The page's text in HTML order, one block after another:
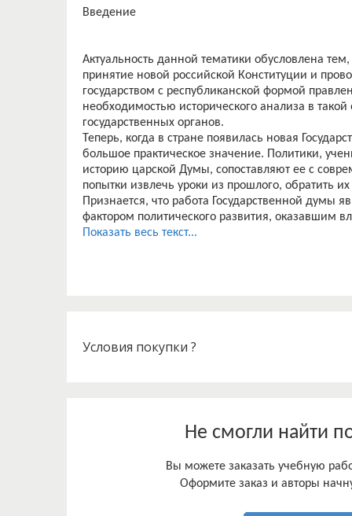
Введение
Актуальность данной тематики обусловлена
принятие новой российской Конституции и
государством с республиканской формой
необходимостью исторического анализа в
государственных органов.
Теперь, когда в стране появилась новая
большое практическое значение. Политики,
историю царской Думы, сопоставляют ее с
попытки извлечь уроки из прошлого, обратить
Признается, что работа Государственной думы
фактором политического развития, оказавшим
Исторические традиции проявляются не
Показать весь текст...
Условия покупки ?
Не смогли найти
Вы можете заказать учебную
Оформите заказ и авторы